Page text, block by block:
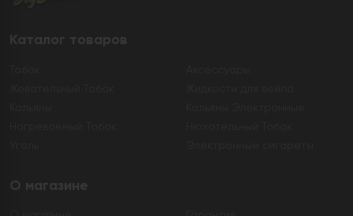
Каталог товаров
О магазине